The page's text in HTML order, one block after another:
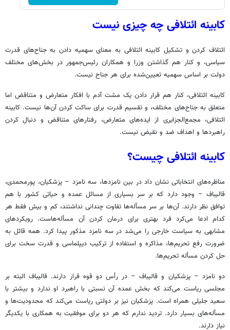
کابینه ائتلافی چه چیزی نیست
ائتلاف کردن و تشکیل کابینه ائتلافی به معنای سهمیه دادن به جناح‌های قدرت
سیاسی، و کنار هم گذاشتن وزرا و همکاران رئیس‌جمهور در بخش‌های مختلف
دولت بر اساس سهمیه تعیین‌شده برای هر جناح نیست.
کابینه ائتلافی، کنار هم قرار دادن یک مشت آدم با افکار متعارض و متناقض اما
متعلق به جناح‌های مختلف، و تقسیم قدرت برای ساکت کردن آن‌ها نیست. کابینه
ائتلافی، مجمع‌الجزایری از ایده‌های متعارض، رفتارهای متناقض و دنبال کردن
راهبردها و اهداف ضد و نقیض نیست.
کابینه ائتلافی چیست؟
مناظره‌های انتخاباتی نشان داد در بین نامزدها، سه نامزد – پزشکیان، پورمحمدی،
قالیباف – وجود دارد که بر سر بسیاری از مسائل عمده و حیاتی کشور با هم
توافق نظر دارند. آن‌ها بر سر مسأله‌ها تفاوت چندانی نداشتند، کم و بیش فقط هر
کدام ادعا می‌کرد فرد بهتری برای درمان کردن آن مسأله‌هاست. رویکردهای
مشابهی به سیاست خارجی را می‌شد در سه نامزد مذکور پیدا کرد. همه قائل به
ضرورت رفع تحریم‌ها، مذاکره و استفاده از ترکیب دیپلماسی و قدرت سخت برای
حل کردن مسأله تحریم‌ها.
دو نامزد – پزشکیان و قالیباف – در رأس دو قوه قرار دارند. قالیباف البته بر
مجلسی ریاست می‌کند که بخش عمده آن نسبتی با راهبرد او ندارد و بیشتر با
سعید جلیلی همراه است. پزشکیان نیز بر دولتی ریاست می‌کند که محدودیت‌ها و
مسأله‌های بسیار دارد. تردید ندارم که هر دو برای موفقیت به همکاری با یکدیگر
نیاز دارند.